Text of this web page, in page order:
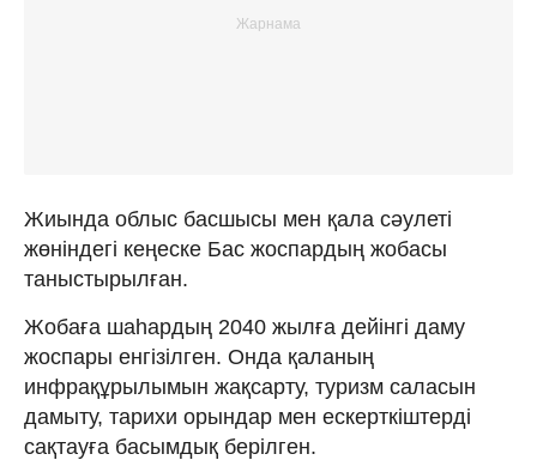
Жиында облыс басшысы мен қала сәулеті
жөніндегі кеңеске Бас жоспардың жобасы
таныстырылған.
Жобаға шаһардың 2040 жылға дейінгі даму
жоспары енгізілген. Онда қаланың
инфрақұрылымын жақсарту, туризм саласын
дамыту, тарихи орындар мен ескерткіштерді
сақтауға басымдық берілген.